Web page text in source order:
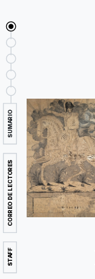
SUMARIO
CORREO DE LECTORES
STAFF